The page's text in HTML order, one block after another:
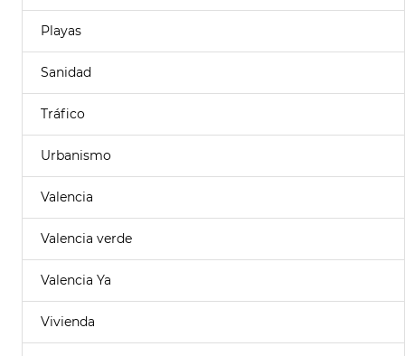
Playas
Sanidad
Tráfico
Urbanismo
Valencia
Valencia verde
Valencia Ya
Vivienda